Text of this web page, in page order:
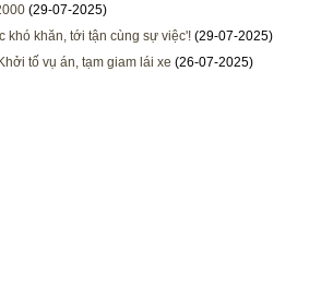
(29-07-2025)
khó khăn, tới tận cùng sự việc'! (29-07-2025)
tố vụ án, tạm giam lái xe (26-07-2025)